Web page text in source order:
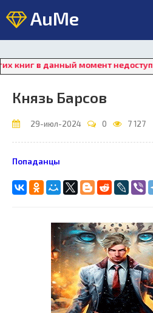
AuMe
момент недоступно
Князь Барсов
29-июл-2024 0 7 127
Попаданцы